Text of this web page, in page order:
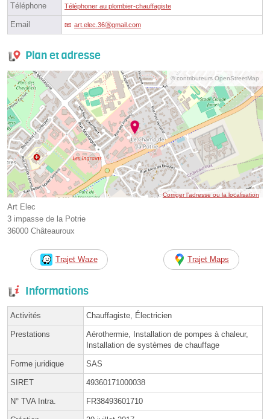
Téléphone Téléphoner au plombier-chauffagiste
Email art.elec.36ⓐgmail.com
Plan et adresse
© contributeurs OpenStreetMap
Corriger l’adresse ou la localisation
Art Elec
3 impasse de la Potrie
36000 Châteauroux
Trajet Waze Trajet Maps
Informations
Activités Chauffagiste, Électricien
Prestations
Aérothermie, Installation de pompes à chaleur,
Installation de systèmes de chauffage
Forme juridique SAS
SIRET 49360171000038
N° TVA Intra. FR38493601710